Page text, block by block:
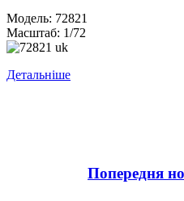
Модель: 72821
Масштаб: 1/72
Детальніше
Попередня